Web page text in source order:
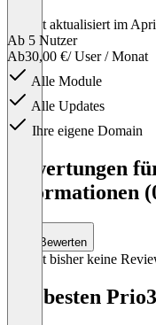
Zuletzt aktualisiert im
Ab 5 Nutzer
Ab30,00 €/ User / Monat
Alle Module
Alle Updates
Ihre eigene Domain
Bewertungen
Informationen
Bewerten
Es gibt bisher keine
Die besten